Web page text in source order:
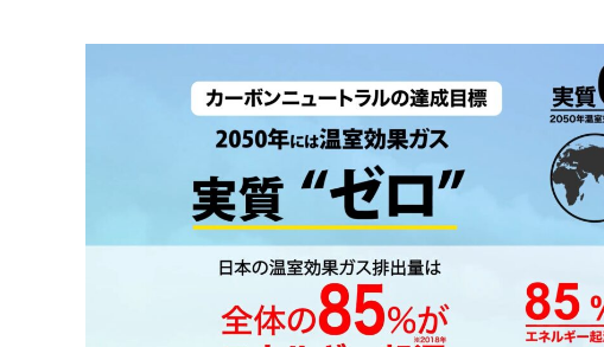
WEB広告・SNS運用・EC運営